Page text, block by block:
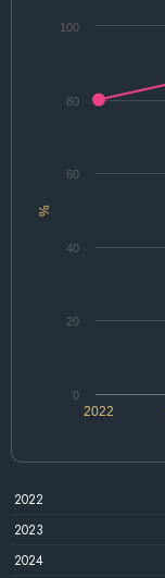
%
2022
0
20
40
60
80
100
2022
2023
2024